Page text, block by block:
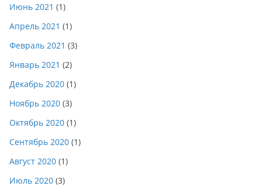
Июнь 2021 (1)
Апрель 2021 (1)
Февраль 2021 (3)
Январь 2021 (2)
Декабрь 2020 (1)
Ноябрь 2020 (3)
Октябрь 2020 (1)
Сентябрь 2020 (1)
Август 2020 (1)
Июль 2020 (3)